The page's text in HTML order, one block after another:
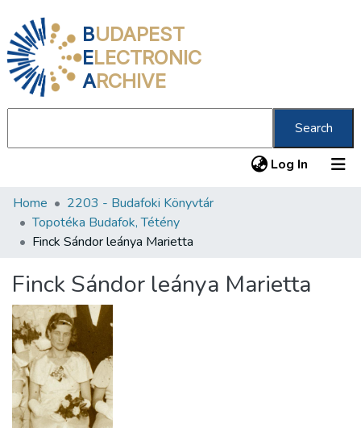
BUDAPEST
ELECTRONIC
ARCHIVE
Search
Log In (current)
Communities & Collections
All of DSpace
About us
Home
2203 - Budafoki Könyvtár
Topotéka Budafok, Tétény
Finck Sándor leánya Marietta
Finck Sándor leánya Marietta